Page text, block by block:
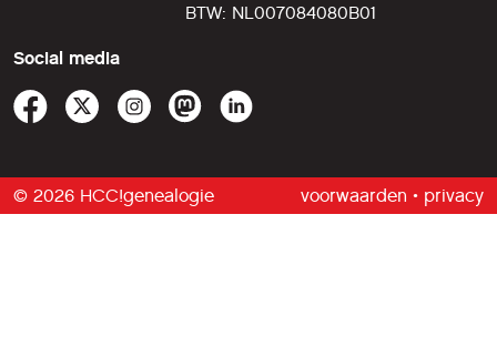
BTW: NL007084080B01
Social media
© 2026 HCC!genealogie voorwaarden • privacy